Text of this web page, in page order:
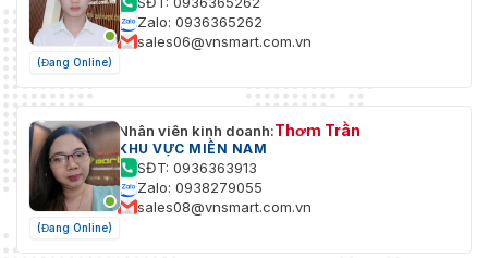
(Đang Online)
Zalo: 0936365262
sales06@vnsmart.com.vn
(Đang Online)
Nhân viên kinh doanh:Thơm Trần
KHU VỰC MIỀN NAM
SĐT: 0936363913
Zalo: 0938279055
sales08@vnsmart.com.vn